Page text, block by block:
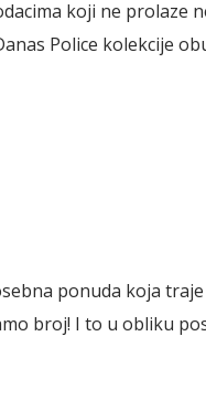
koji ne prolaze
Police kolekcije
ponuda koja
broj! I to u obliku